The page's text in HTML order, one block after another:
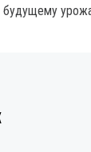
будущему